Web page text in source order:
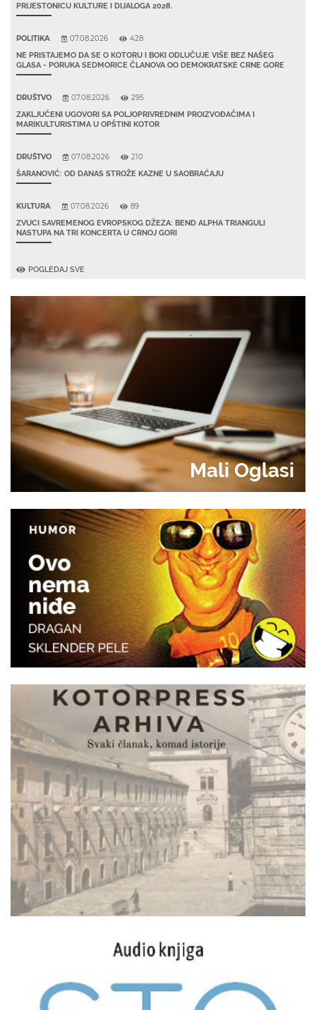
PRIJESTONICU KULTURE I DIJALOGA 2028.
POLITIKA 07.08.2026 428
NE PRISTAJEMO DA SE O KOTORU I BOKI ODLUČUJE VIŠE BEZ NAŠEG
GLASA - PORUKA SEDMORICE ČLANOVA OO DEMOKRATSKE CRNE GORE
DRUŠTVO 07.08.2026 295
ZAKLJUČENI UGOVORI SA POLJOPRIVREDNIM PROIZVOĐAČIMA I
MARIKULTURISTIMA U OPŠTINI KOTOR
DRUŠTVO 07.08.2026 210
ŠARANOVIĆ: OD DANAS STROŽE KAZNE U SAOBRAĆAJU
KULTURA 07.08.2026 89
ZVUCI SAVREMENOG EVROPSKOG DŽEZA: BEND ALPHA TRIANGULI
NASTUPA NA TRI KONCERTA U CRNOJ GORI
POGLEDAJ SVE
Mali Oglasi